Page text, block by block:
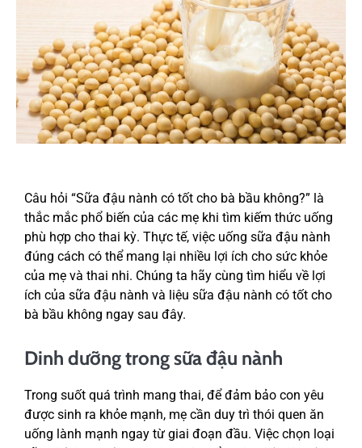
Câu hỏi “Sữa đậu nành có tốt cho bà bầu không?” là
thắc mắc phổ biến của các mẹ khi tìm kiếm thức uống
phù hợp cho thai kỳ. Thực tế, việc uống sữa đậu nành
đúng cách có thể mang lại nhiều lợi ích cho sức khỏe
của mẹ và thai nhi. Chúng ta hãy cùng tìm hiểu về lợi
ích của sữa đậu nành và liệu sữa đậu nành có tốt cho
bà bầu không ngay sau đây.
Dinh dưỡng trong sữa đậu nành
Trong suốt quá trình mang thai, để đảm bảo con yêu
được sinh ra khỏe mạnh, mẹ cần duy trì thói quen ăn
uống lành mạnh ngay từ giai đoạn đầu. Việc chọn loại